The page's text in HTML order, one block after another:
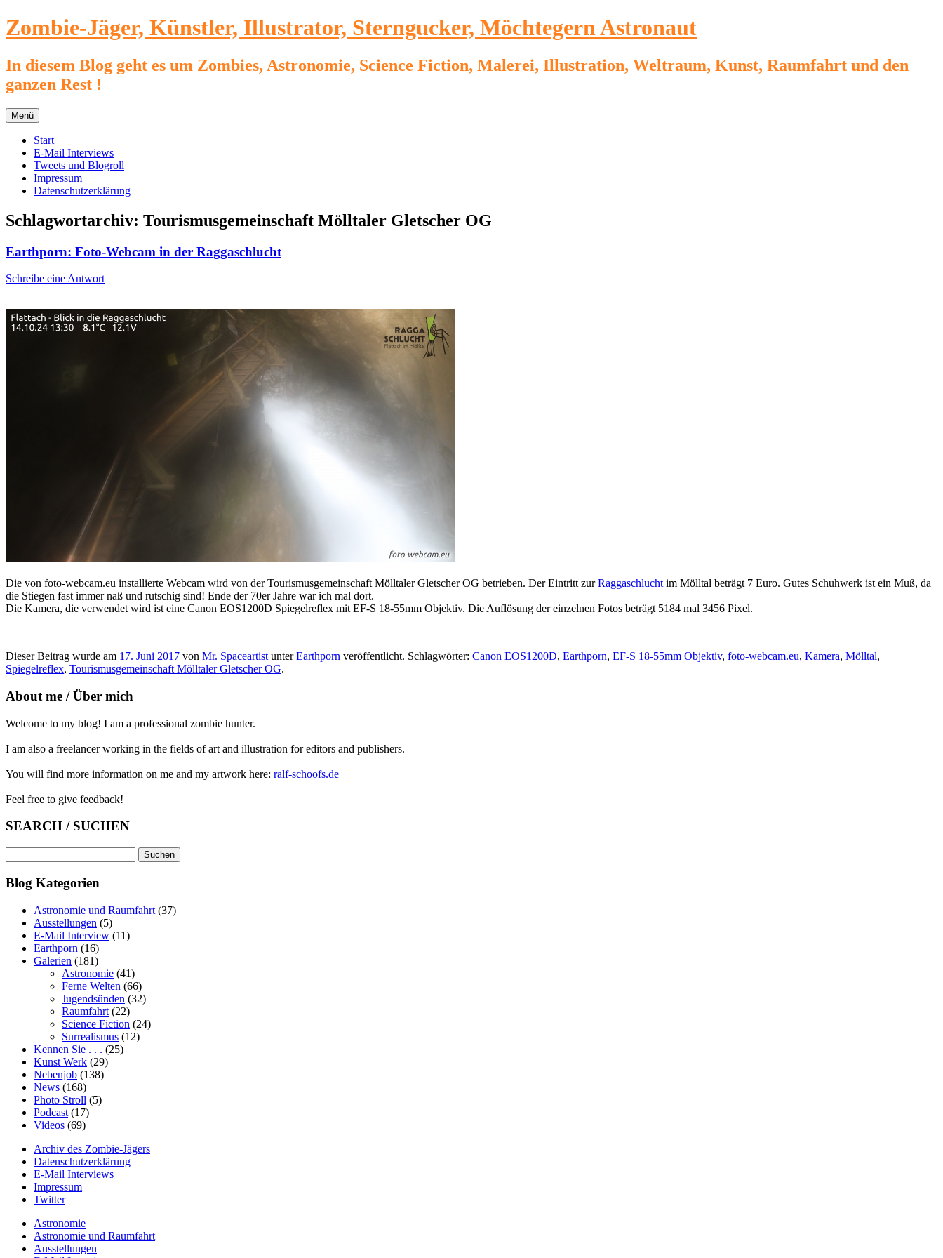
Zum
Inhalt
Zombie-Jäger, Künstler, Illustrator, Sterngucker, Möchtegern Astronaut
In diesem Blog geht es um Zombies, Astronomie, Science Fiction, Malerei, Illustration, Weltraum, Kunst, Raumfahrt und den
ganzen Rest !
Menü
Start
E-Mail Interviews
Tweets und Blogroll
Impressum
Datenschutzerklärung
Schlagwortarchiv: Tourismusgemeinschaft Mölltaler Gletscher OG
Earthporn: Foto-Webcam in der Raggaschlucht
Schreibe eine Antwort
Die von foto-webcam.eu installierte Webcam wird von der Tourismusgemeinschaft Mölltaler Gletscher OG betrieben. Der Eintritt zurRaggaschlucht im Mölltal beträgt 7 Euro. Gutes Schuhwerk ist ein Muß, da
die Stiegen fast immer naß und rutschig sind! Ende der 70er Jahre war ich mal dort.
Die Kamera, die verwendet wird ist eine Canon EOS1200D Spiegelreflex mit EF-S 18-55mm Objektiv. Die Auflösung der einzelnen Fotos beträgt 5184 mal 3456 Pixel.
Dieser Beitrag wurde am 17. Juni 2017 von Mr. Spaceartist unterEarthporn veröffentlicht. Schlagwörter: Canon EOS1200D, Earthporn, EF-S 18-55mm Objektiv, foto-webcam.eu, Kamera, Mölltal,
Spiegelreflex, Tourismusgemeinschaft Mölltaler Gletscher OG.
About me / Über mich
Welcome to my blog! I am a professional zombie hunter.
I am also a freelancer working in the fields of art and illustration for editors and publishers.
You will find more information on me and my artwork here: ralf-schoofs.de
Feel free to give feedback!
SEARCH / SUCHEN
nach:
Blog Kategorien
Astronomie und Raumfahrt (37)
Ausstellungen (5)
E-Mail Interview (11)
Earthporn (16)
Galerien (181)
Astronomie (41)
Ferne Welten (66)
Jugendsünden (32)
Raumfahrt (22)
Science Fiction (24)
Surrealismus (12)
Kennen Sie . . . (25)
Kunst Werk (29)
Nebenjob (138)
News (168)
Photo Stroll (5)
Podcast (17)
Videos (69)
Archiv des Zombie-Jägers
Datenschutzerklärung
E-Mail Interviews
Impressum
Twitter
Astronomie
Astronomie und Raumfahrt
Ausstellungen